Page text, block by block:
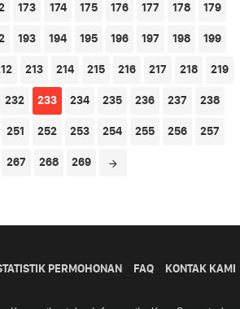
173 174 175 176 177 178 179
193 194 195 196 197 198 199
213 214 215 216 217 218 219
232 233 234 235 236 237 238
251 252 253 254 255 256 257
267 268 269
PERMOHONAN FAQ KONTAK KAMI